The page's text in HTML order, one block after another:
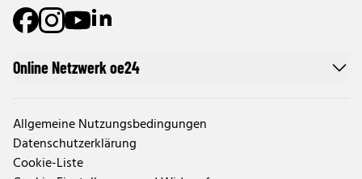
Online Netzwerk oe24
Allgemeine Nutzungsbedingungen
Datenschutzerklärung
Cookie-Liste